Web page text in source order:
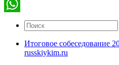
Telegram
WhatsApp
Итоговое собеседование
russkiykim.ru